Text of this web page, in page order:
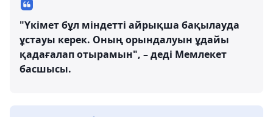
"Үкімет бұл міндетті айрықша бақылауда
ұстауы керек. Оның орындалуын ұдайы
қадағалап отырамын", – деді Мемлекет
басшысы.